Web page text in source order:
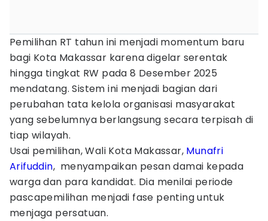
Pemilihan RT tahun ini menjadi momentum baru
bagi Kota Makassar karena digelar serentak
hingga tingkat RW pada 8 Desember 2025
mendatang. Sistem ini menjadi bagian dari
perubahan tata kelola organisasi masyarakat
yang sebelumnya berlangsung secara terpisah di
tiap wilayah.
Usai pemilihan, Wali Kota Makassar, Munafri
Arifuddin, menyampaikan pesan damai kepada
warga dan para kandidat. Dia menilai periode
pascapemilihan menjadi fase penting untuk
menjaga persatuan.